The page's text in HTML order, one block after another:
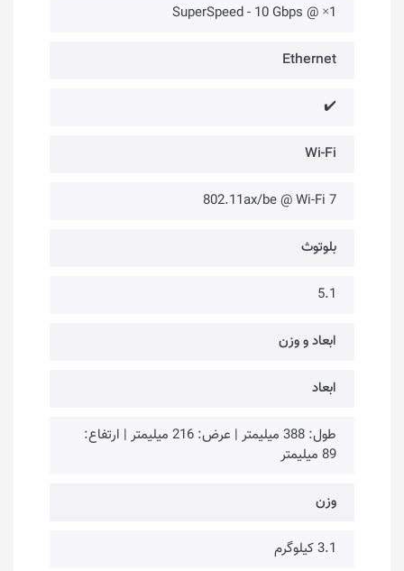
1× @ SuperSpeed - 10 Gbps
Ethernet
✔️
Wi-Fi
802.11ax/be @ Wi-Fi 7
بلوتوث
5.1
ابعاد و وزن
ابعاد
طول: 388 میلیمتر | عرض: 216 میلیمتر | ارتفاع:
89 میلیمتر
وزن
3.1 کیلوگرم